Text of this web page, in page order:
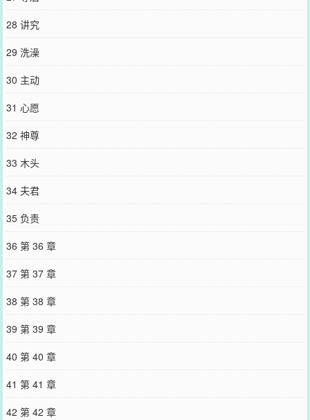
28 讲究
29 洗澡
30 主动
31 心愿
32 神尊
33 木头
34 夫君
35 负责
36 第 36 章
37 第 37 章
38 第 38 章
39 第 39 章
40 第 40 章
41 第 41 章
42 第 42 章